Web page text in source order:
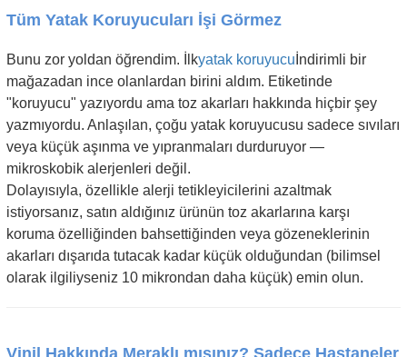
Tüm Yatak Koruyucuları İşi Görmez
Bunu zor yoldan öğrendim. İlkyatak koruyucu İndirimli bir
mağazadan ince olanlardan birini aldım. Etiketinde
"koruyucu" yazıyordu ama toz akarları hakkında hiçbir şey
yazmıyordu. Anlaşılan, çoğu yatak koruyucusu sadece sıvıları
veya küçük aşınma ve yıpranmaları durduruyor —
mikroskobik alerjenleri değil.
Dolayısıyla, özellikle alerji tetikleyicilerini azaltmak
istiyorsanız, satın aldığınız ürünün toz akarlarına karşı
koruma özelliğinden bahsettiğinden veya gözeneklerinin
akarları dışarıda tutacak kadar küçük olduğundan (bilimsel
olarak ilgiliyseniz 10 mikrondan daha küçük) emin olun.
Vinil Hakkında Meraklı mısınız? Sadece Hastaneler